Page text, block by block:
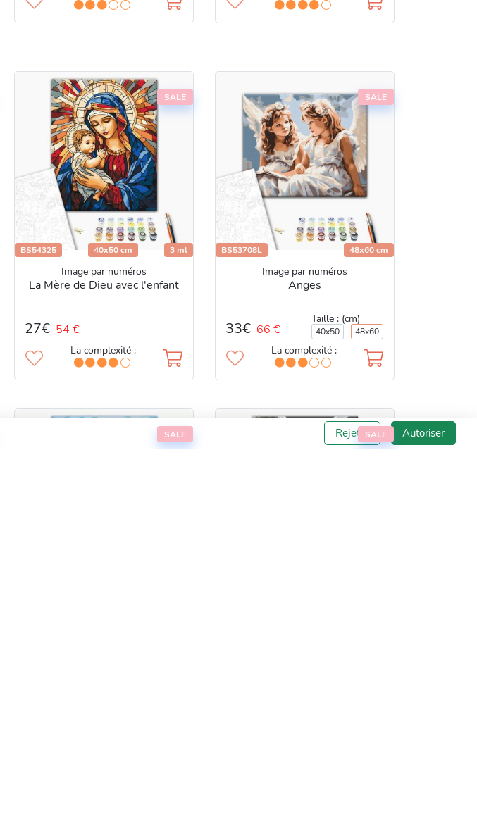
SALE
BS54325 40x50 cm 3 ml
Image par numéros
La Mère de Dieu avec l'enfant
27€ 54 €
La complexité :
SALE
BS53708L 48x60 cm
Image par numéros
Anges
33€ 66 €
Taille : (cm)
40x50 48x60
La complexité :
SALE SALE
Rejeter Autoriser